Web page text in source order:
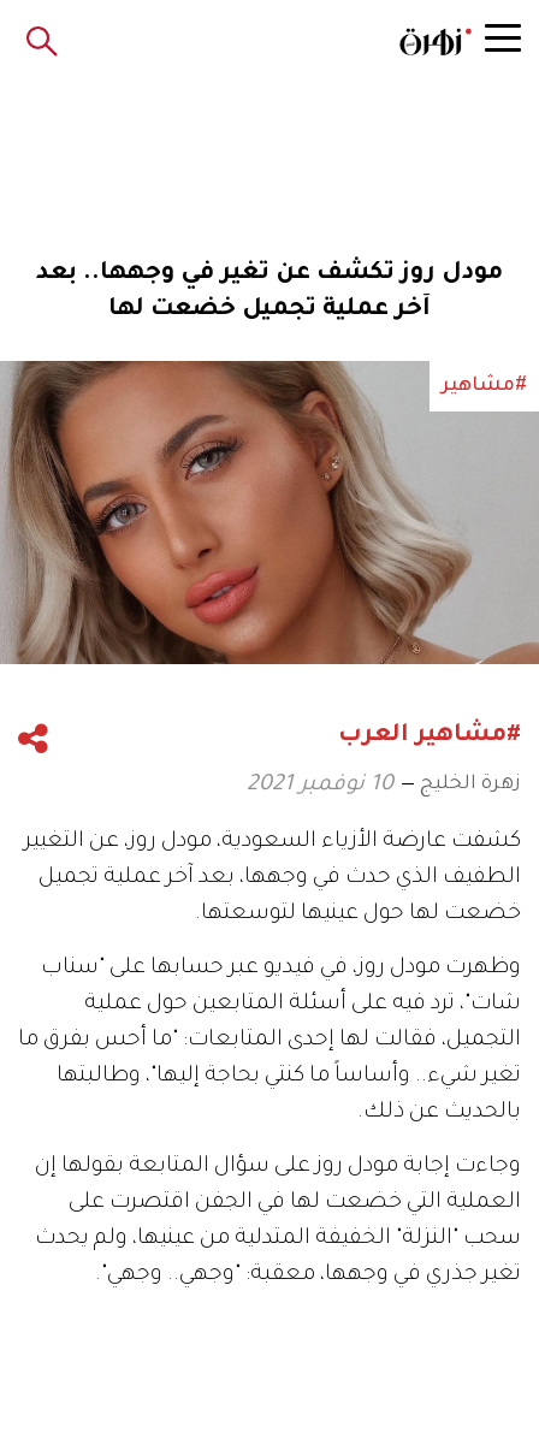
مودل روز تكشف عن تغير في وجهها.. بعد
آخر عملية تجميل خضعت لها
#مشاهير
#مشاهير العرب
زهرة الخليج 10 نوفمبر 2021
كشفت عارضة الأزياء السعودية، مودل روز، عن التغيير
الطفيف الذي حدث في وجهها، بعد آخر عملية تجميل
خضعت لها حول عينيها لتوسعتها.
وظهرت مودل روز، في فيديو عبر حسابها على "سناب
شات"، ترد فيه على أسئلة المتابعين حول عملية
التجميل، فقالت لها إحدى المتابعات: "ما أحس بفرق ما
تغير شيء.. وأساساً ما كنتي بحاجة إليها"، وطالبتها
بالحديث عن ذلك.
وجاءت إجابة مودل روز على سؤال المتابعة بقولها إن
العملية التي خضعت لها في الجفن اقتصرت على
سحب "النزلة" الخفيفة المتدلية من عينيها، ولم يحدث
تغير جذري في وجهها، معقبة: "وجهي.. وجهي".